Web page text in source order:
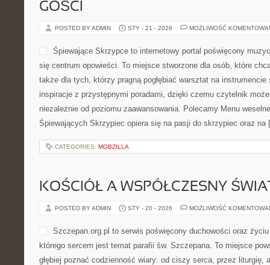
GOŚCI
POSTED BY ADMIN STY - 21 - 2026 MOŻLIWOŚĆ
Śpiewające Skrzypce to
muzyce, w którym
opowieści. To miejsce
odkrywać piękno melodii,
pragną pogłębiać warsztat
smyczkowym. Strona
poradami, dzięki czemu czytelnik może zrozumieć skrzypce
zaawansowania. Polecamy Menu weselne i torty i Ślubne DIY.
CATEGORIES:MOBZILLA
KOŚCIÓŁ A WSPÓŁCZESNY
POSTED BY ADMIN STY - 20 - 2026 MOŻLIWOŚĆ